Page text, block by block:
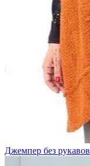
Джемпер без